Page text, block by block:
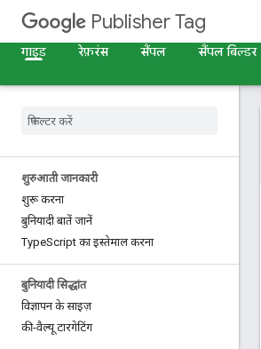
Publisher Tag
गाइड
रेफ़रंस सैंपल सैंपल बिल्डर
शुरुआती जानकारी
शुरू करना
बुनियादी बातें जानें
TypeScript का इस्तेमाल करना
बुनियादी सिद्धांत
विज्ञापन के साइज़
की-वैल्यू टारगेटिंग